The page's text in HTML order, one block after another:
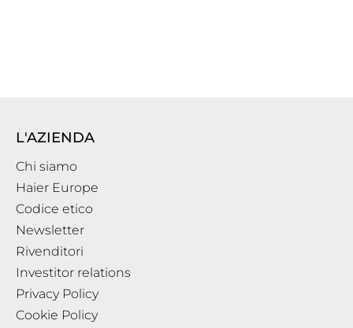
L'AZIENDA
Chi siamo
Haier Europe
Codice etico
Newsletter
Rivenditori
Investitor relations
Privacy Policy
Cookie Policy